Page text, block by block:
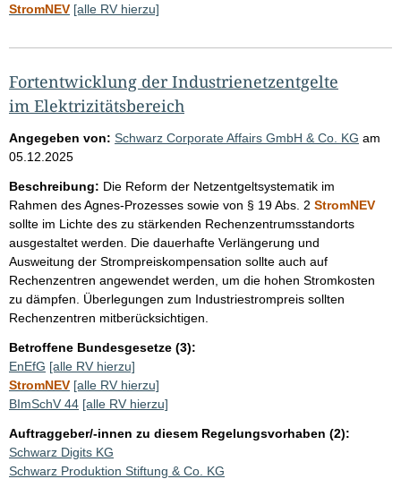
StromNEV [alle RV hierzu]
Fortentwicklung der Industrienetzentgelte
im Elektrizitätsbereich
Angegeben von: Schwarz Corporate Affairs GmbH & Co. KG am
05.12.2025
Beschreibung: Die Reform der Netzentgeltsystematik im
Rahmen des Agnes-Prozesses sowie von § 19 Abs. 2 StromNEV
sollte im Lichte des zu stärkenden Rechenzentrumsstandorts
ausgestaltet werden. Die dauerhafte Verlängerung und
Ausweitung der Strompreiskompensation sollte auch auf
Rechenzentren angewendet werden, um die hohen Stromkosten
zu dämpfen. Überlegungen zum Industriestrompreis sollten
Rechenzentren mitberücksichtigen.
Betroffene Bundesgesetze (3):
EnEfG [alle RV hierzu]
StromNEV [alle RV hierzu]
BImSchV 44 [alle RV hierzu]
Auftraggeber/-innen zu diesem Regelungsvorhaben (2):
Schwarz Digits KG
Schwarz Produktion Stiftung & Co. KG